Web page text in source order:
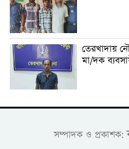
তেরখাদায়
মা/দক
সম্পাদক ও প্রকাশক: